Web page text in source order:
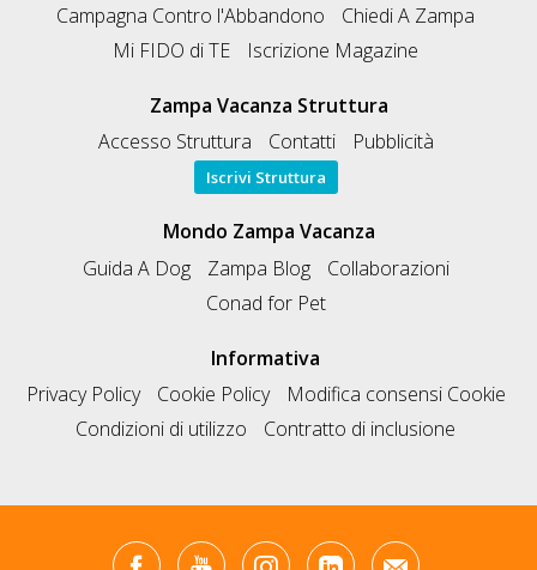
Campagna Contro l'Abbandono
Chiedi A Zampa
Mi FIDO di TE
Iscrizione Magazine
Zampa Vacanza Struttura
Accesso Struttura
Contatti Pubblicità
Iscrivi Struttura
Mondo Zampa Vacanza
Guida A Dog
Zampa Blog
Collaborazioni
Conad for Pet
Informativa
Privacy Policy
Cookie Policy
Modifica consensi Cookie
Condizioni di utilizzo
Contratto di inclusione